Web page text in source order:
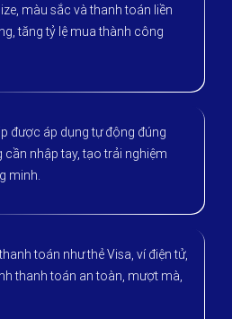
màu sắc và thanh toán liền
tăng tỷ lệ mua thành công
được áp dụng tự động đúng
cần nhập tay, tạo trải nghiệm
minh.
toán như thẻ Visa, ví điện tử,
thanh toán an toàn, mượt mà,